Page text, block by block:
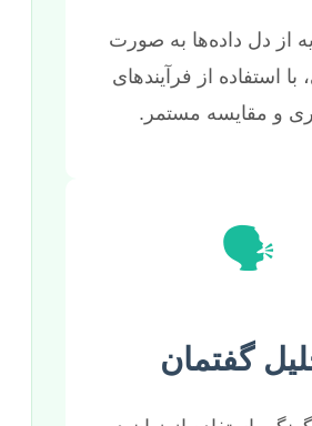
از دل داده‌ها به صورت
با استفاده از فرآیندهای
و مقایسه مستمر.
🗣️
گفتمان